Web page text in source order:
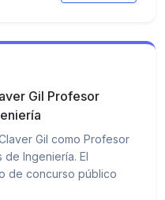
Gil Profesor
Gil como Profesor
Ingeniería. El
de concurso público